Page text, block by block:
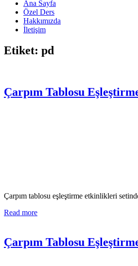
Ana Sayfa
Özel Ders
Hakkımızda
İletişim
Etiket: pd
Çarpım Tablosu
Çarpım tablosu eşleştirme etkinlikleri
Read more
Çarpım Tablosu